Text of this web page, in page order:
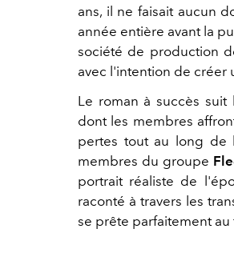
ans, il ne faisait aucun
année entière avant la
société de production
avec l'intention de créer
Le roman à succès
dont les membres
pertes tout au long de
membres du groupe
portrait réaliste de
raconté à travers les
se prête parfaitement au